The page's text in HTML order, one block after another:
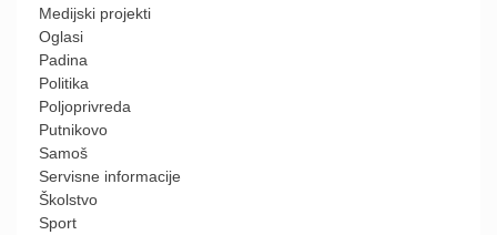
Medijski projekti
Oglasi
Padina
Politika
Poljoprivreda
Putnikovo
Samoš
Servisne informacije
Školstvo
Sport